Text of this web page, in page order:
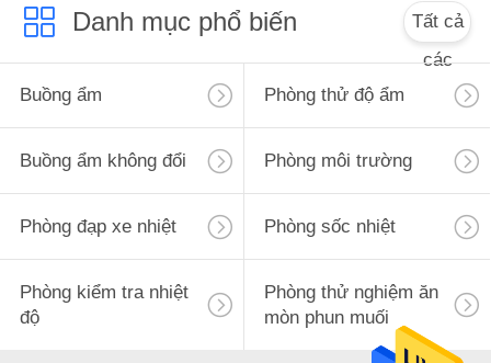
Danh mục phổ biến
Tất cả
các
Buồng ẩm
Phòng thử độ ẩm
Buồng ẩm không đổi Phòng môi trường
Phòng đạp xe nhiệt Phòng sốc nhiệt
Phòng kiểm tra nhiệt
độ
Phòng thử nghiệm ăn
mòn phun muối